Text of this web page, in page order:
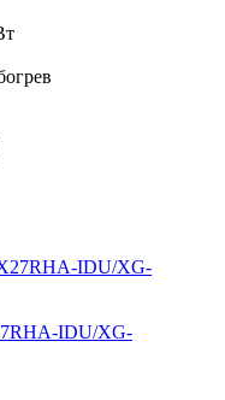
IDU/XG-